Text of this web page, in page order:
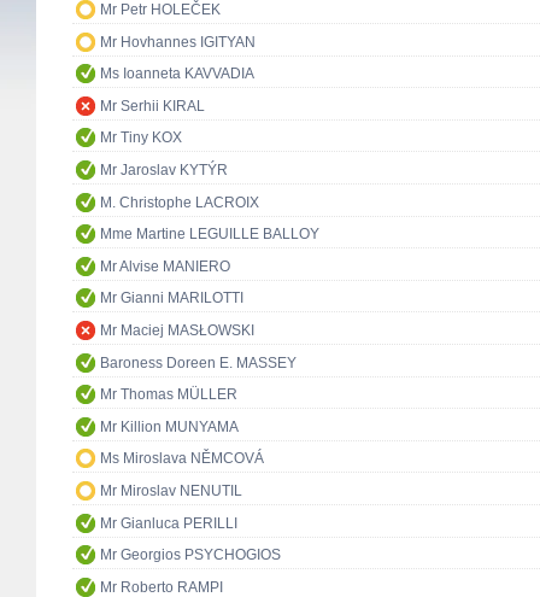
Mr Petr HOLEČEK
Mr Hovhannes IGITYAN
Ms Ioanneta KAVVADIA
Mr Serhii KIRAL
Mr Tiny KOX
Mr Jaroslav KYTÝR
M. Christophe LACROIX
Mme Martine LEGUILLE BALLOY
Mr Alvise MANIERO
Mr Gianni MARILOTTI
Mr Maciej MASŁOWSKI
Baroness Doreen E. MASSEY
Mr Thomas MÜLLER
Mr Killion MUNYAMA
Ms Miroslava NĚMCOVÁ
Mr Miroslav NENUTIL
Mr Gianluca PERILLI
Mr Georgios PSYCHOGIOS
Mr Roberto RAMPI